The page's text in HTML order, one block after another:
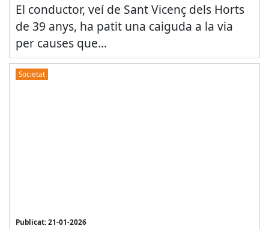
El conductor, veí de Sant Vicenç dels Horts
de 39 anys, ha patit una caiguda a la via
per causes que...
Societat
Publicat: 21-01-2026